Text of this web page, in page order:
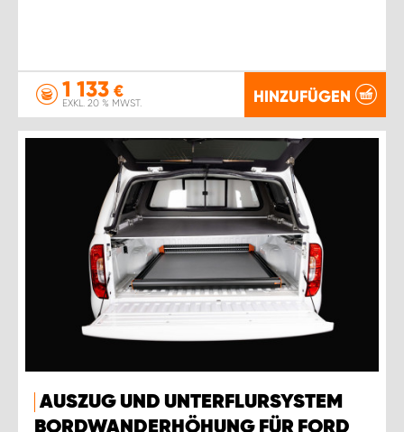
1 133 €
EXKL. 20 % MWST. HINZUFÜGEN
AUSZUG UND UNTERFLURSYSTEM
BORDWANDERHÖHUNG FÜR FORD